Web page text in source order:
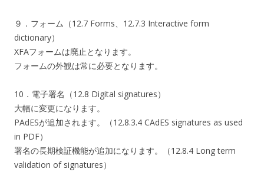
９．フォーム（12.7 Forms、12.7.3 Interactive form
dictionary）
XFAフォームは廃止となります。
フォームの外観は常に必要となります。
10．電子署名（12.8 Digital signatures）
大幅に変更になります。
PAdESが追加されます。（12.8.3.4 CAdES signatures as used
in PDF）
署名の長期検証機能が追加になります。（12.8.4 Long term
validation of signatures）